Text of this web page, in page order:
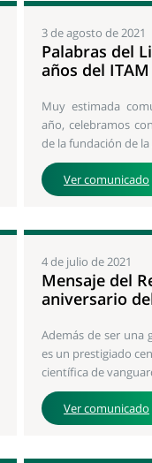
3 de agosto de 2021
Palabras del
años del ITAM
Muy estimada
año, celebramos
de la fundación de la
Ver comunicado
4 de julio de 2021
Mensaje del
aniversario
Además de ser una
es un prestigiado
científica de
Ver comunicado